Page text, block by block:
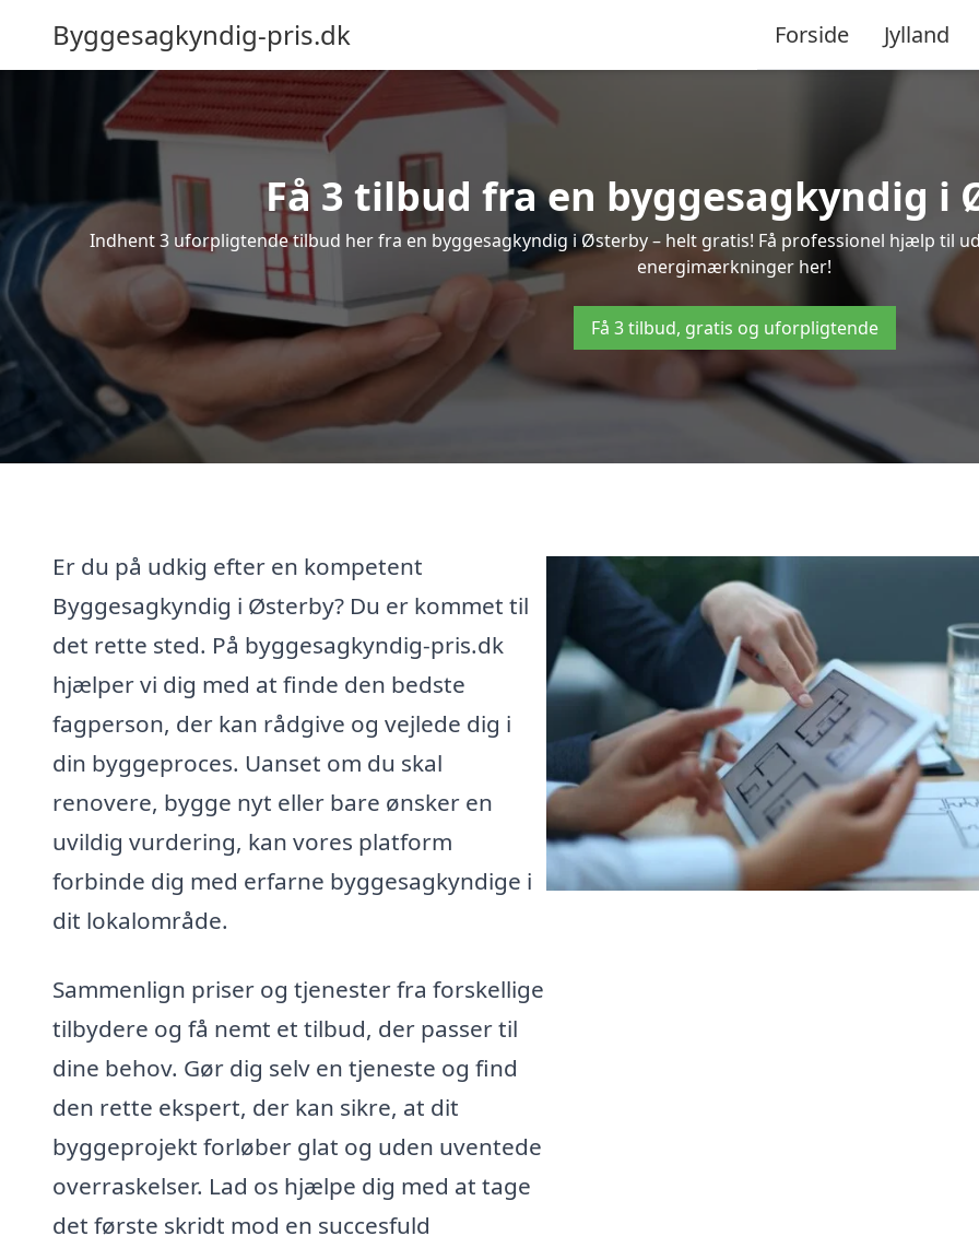
Byggesagkyndig-pris.dk Forside Jylland
Få 3 tilbud fra en byggesagkyndig i
Indhent 3 uforpligtende tilbud her fra en byggesagkyndig i Østerby – helt gratis! Få professionel hjælp til
energimærkninger her!
Få 3 tilbud, gratis og uforpligtende
Er du på udkig efter en kompetent
Byggesagkyndig i Østerby? Du er kommet til
det rette sted. På byggesagkyndig-pris.dk
hjælper vi dig med at finde den bedste
fagperson, der kan rådgive og vejlede dig i
din byggeproces. Uanset om du skal
renovere, bygge nyt eller bare ønsker en
uvildig vurdering, kan vores platform
forbinde dig med erfarne byggesagkyndige i
dit lokalområde.
Sammenlign priser og tjenester fra forskellige
tilbydere og få nemt et tilbud, der passer til
dine behov. Gør dig selv en tjeneste og find
den rette ekspert, der kan sikre, at dit
byggeprojekt forløber glat og uden uventede
overraskelser. Lad os hjælpe dig med at tage
det første skridt mod en succesfuld